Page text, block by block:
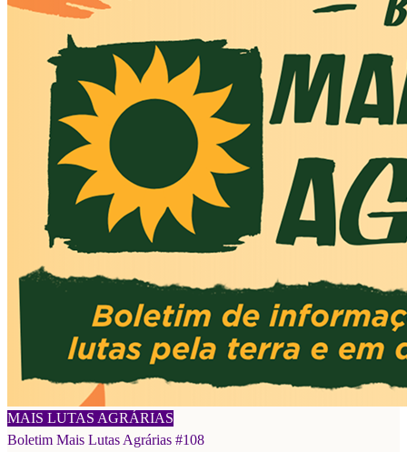
MAIS LUTAS AGRÁRIAS
03/08/2026
Boletim Mais Lutas Agrárias #108